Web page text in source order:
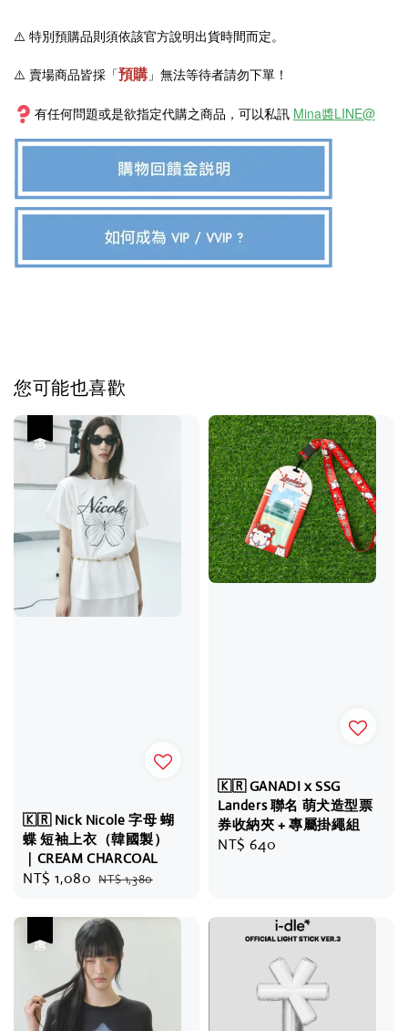
⚠️ 特別預購品則須依該官方說明出貨時間而定。
⚠️ 賣場商品皆採 「預購 」 無法等待者請勿下單！
有任何問題或是欲指定代購之商品，可以私訊 Mina醬LINE@
您可能也喜歡
🇰🇷 Nick Nicole 字母 蝴
蝶 短袖上衣（韓國製）
｜CREAM CHARCOAL
Sale
NT$ 1,080 Regular
NT$ 1,380
🇰🇷 GANADI x SSG
Landers 聯名 萌犬造型票
券收納夾 + 專屬掛繩組
Regular
NT$ 640